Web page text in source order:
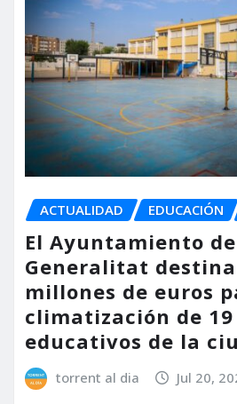
ACTUALIDAD EDUCACIÓN
El Ayuntamiento
Generalitat
millones de euros
climatización de
educativos de la
torrent al dia Jul 20,